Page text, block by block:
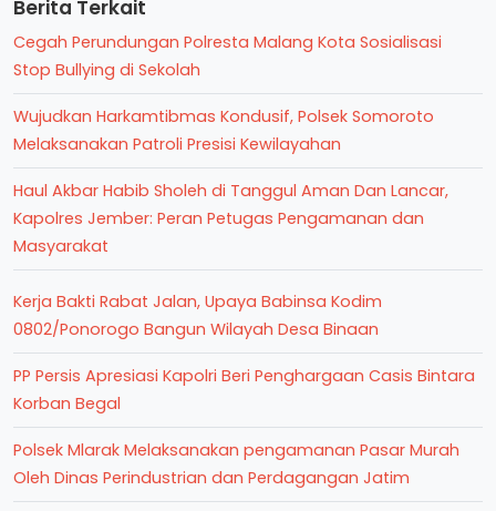
Berita Terkait
Cegah Perundungan Polresta Malang Kota Sosialisasi
Stop Bullying di Sekolah
Wujudkan Harkamtibmas Kondusif, Polsek Somoroto
Melaksanakan Patroli Presisi Kewilayahan
Haul Akbar Habib Sholeh di Tanggul Aman Dan Lancar,
Kapolres Jember: Peran Petugas Pengamanan dan
Masyarakat
Kerja Bakti Rabat Jalan, Upaya Babinsa Kodim
0802/Ponorogo Bangun Wilayah Desa Binaan
PP Persis Apresiasi Kapolri Beri Penghargaan Casis Bintara
Korban Begal
Polsek Mlarak Melaksanakan pengamanan Pasar Murah
Oleh Dinas Perindustrian dan Perdagangan Jatim